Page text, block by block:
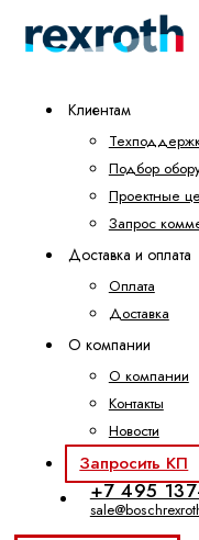
Клиентам
Подбор
Проектные
Запрос
Доставка и оплата
Оплата
Доставка
О компании
О компании
Контакты
Новости
Запросить КП
+7 495